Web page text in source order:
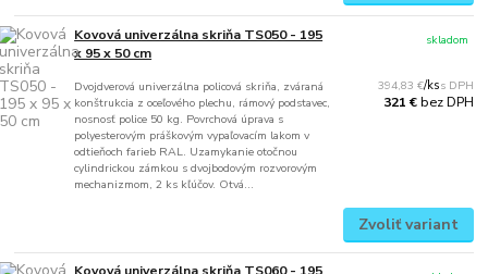
Kovová univerzálna skriňa TS050 - 195
x 95 x 50 cm
Dvojdverová univerzálna policová skriňa, zváraná
konštrukcia z oceľového plechu, rámový podstavec,
nosnosť police 50 kg. Povrchová úprava s
polyesterovým práškovým vypaľovacím lakom v
odtieňoch farieb RAL. Uzamykanie otočnou
cylindrickou zámkou s dvojbodovým rozvorovým
mechanizmom, 2 ks kľúčov. Otvá...
394,83 €/ks
321 €bez DPH
skladom
Zvoliť variant